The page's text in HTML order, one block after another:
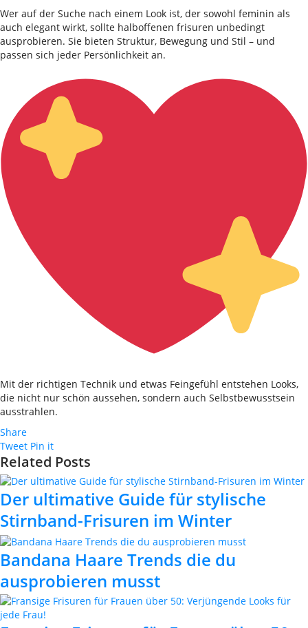
Wer auf der Suche nach einem Look ist, der sowohl feminin als
auch elegant wirkt, sollte halboffenen frisuren unbedingt
ausprobieren. Sie bieten Struktur, Bewegung und Stil – und
passen sich jeder Persönlichkeit an.
Mit der richtigen Technik und etwas Feingefühl entstehen Looks,
die nicht nur schön aussehen, sondern auch Selbstbewusstsein
ausstrahlen.
Share
Tweet Pin it
Related Posts
Der ultimative Guide für stylische
Stirnband-Frisuren im Winter
Bandana Haare Trends die du
ausprobieren musst